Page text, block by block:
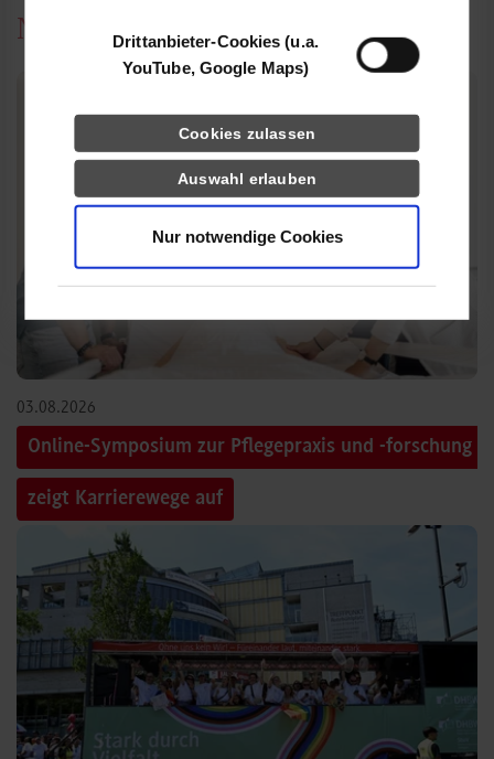
Drittanbieter-Cookies (u.a.
YouTube, Google Maps)
Cookies zulassen
Auswahl erlauben
Nur notwendige Cookies
News
03.08.2026
Online-Symposium zur Pflegepraxis und -forschung
zeigt Karrierewege auf